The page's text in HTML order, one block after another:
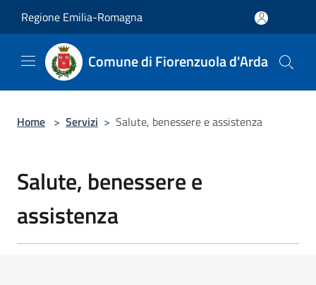
Regione Emilia-Romagna
Comune di Fiorenzuola d'Arda
Home > Servizi > Salute, benessere e assistenza
Salute, benessere e
assistenza